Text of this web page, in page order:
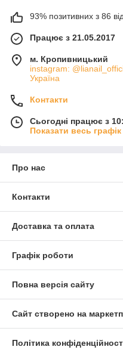
93% позитивних з 86
Працює з 21.05.2017
м. Кропивницький
instagram:
Україна
Контакти
Сьогодні працює з
Показати весь
Про нас
Контакти
Доставка та оплата
Графік роботи
Повна версія сайту
Сайт створено на
Політика